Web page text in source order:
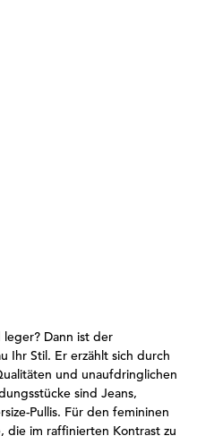
Dann ist der
Ihr Stil. Er erzählt sich durch
und unaufdringlichen
sind Jeans,
Pullis. Für den femininen
die im raffinierten Kontrast zu